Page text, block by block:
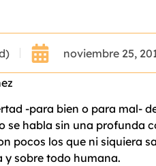
noviembre 25,
-para bien o para mal-
se habla sin una profunda
pocos los que ni siquiera
sobre todo humana.